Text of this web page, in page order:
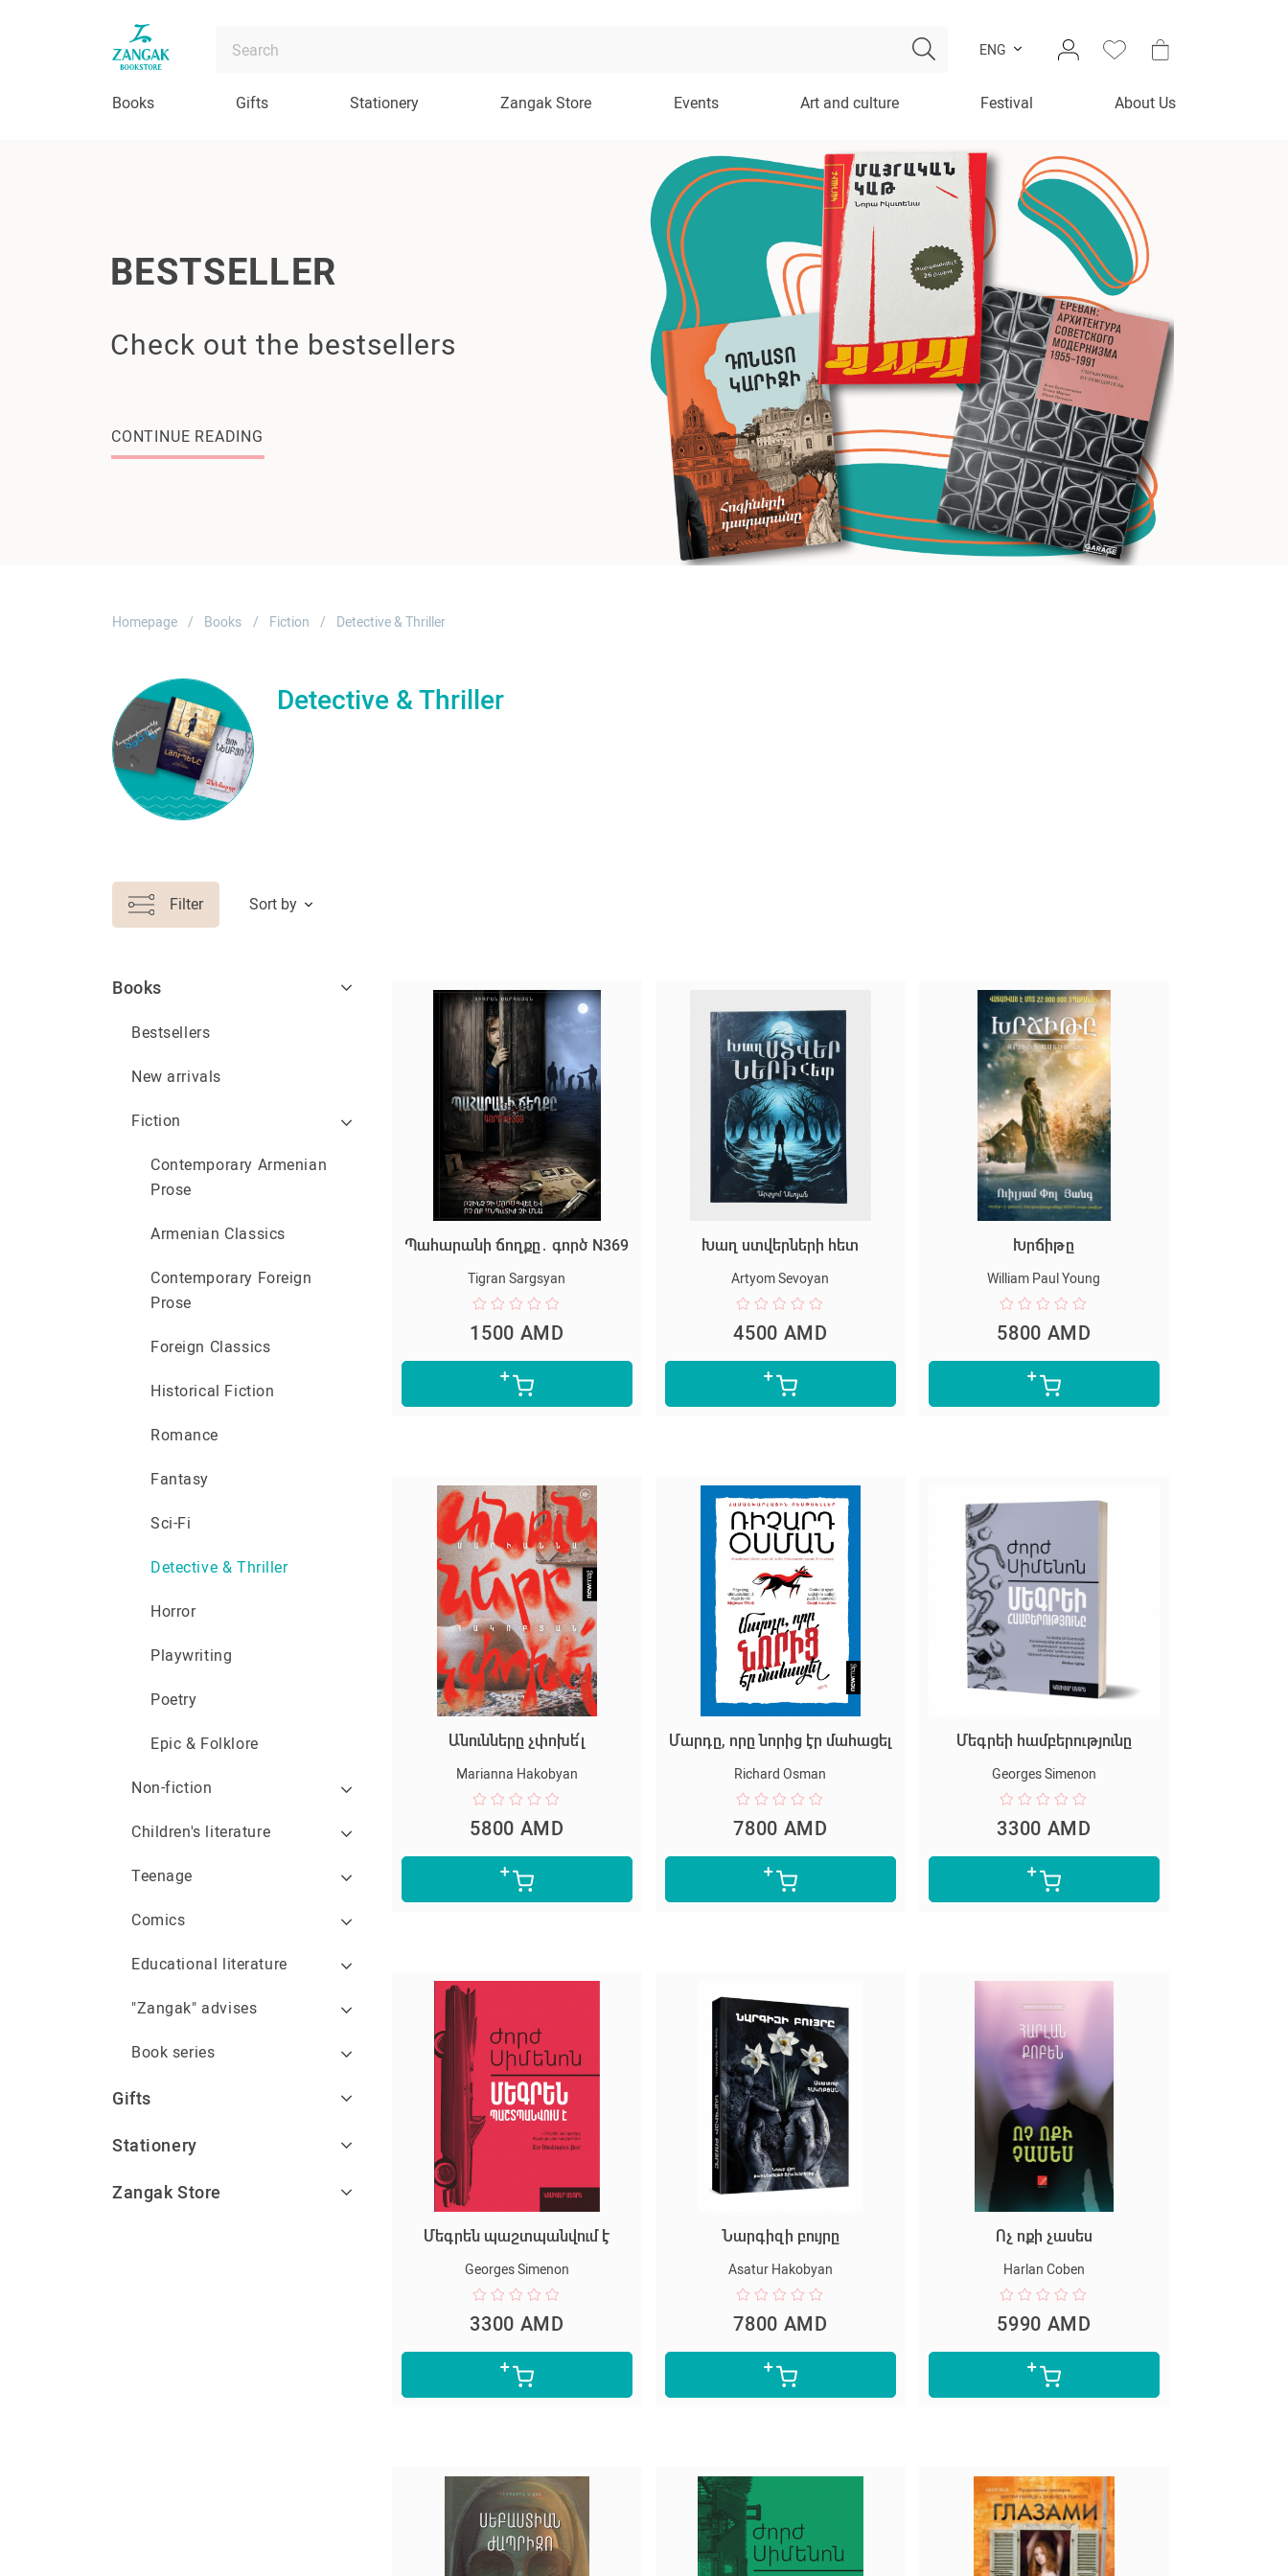
ENG
Books Gifts Stationery Zangak Store Events Art and culture Festival About Us
BESTSELLER
Check out the bestsellers
CONTINUE READING
Homepage Books Fiction Detective & Thriller
Detective & Thriller
Filter Sort by
Books
Bestsellers
New arrivals
Fiction
Contemporary Armenian
Prose
Armenian Classics
Contemporary Foreign
Prose
Foreign Classics
Historical Fiction
Romance
Fantasy
Sci-Fi
Detective & Thriller
Horror
Playwriting
Poetry
Epic & Folklore
Non-fiction
Children's literature
Teenage
Comics
Educational literature
"Zangak" advises
Book series
Gifts
Stationery
Zangak Store
Պահարանի ճողքը․ գործ N369
Tigran Sargsyan
1500 AMD
Խաղ ստվերների հետ
Artyom Sevoyan
4500 AMD
Խրճիթը
William Paul Young
5800 AMD
Անունները չփոխե՛լ
Marianna Hakobyan
5800 AMD
Մարդը, որը նորից էր մահացել
Richard Osman
7800 AMD
Մեգրեի համբերությունը
Georges Simenon
3300 AMD
Մեգրեն պաշտպանվում է
Georges Simenon
3300 AMD
Նարգիզի բույրը
Asatur Hakobyan
7800 AMD
Ոչ ոքի չասես
Harlan Coben
5990 AMD